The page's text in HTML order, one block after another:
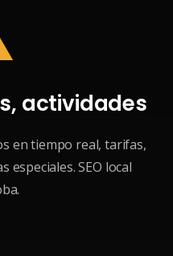
actividades
en tiempo real, tarifas,
especiales. SEO local